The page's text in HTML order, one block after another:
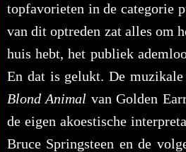
topfavorieten in de categorie
van dit optreden zat alles om
huis hebt, het publiek
En dat is gelukt. De
Blond Animal van Golden
de eigen akoestische
Bruce Springsteen en de